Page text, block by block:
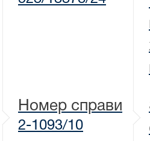
Номер справи
2-1093/10